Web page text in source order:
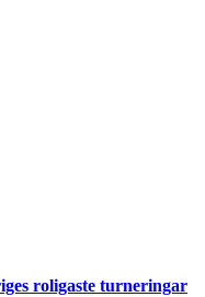
roligaste turneringar